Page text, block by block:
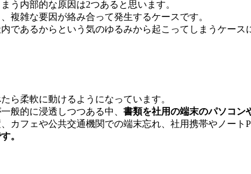
う内部的な原因は2つあると思います。
複雑な要因が絡み合って発生するケースです。
であるからという気のゆるみから起こってしまうケース
ら柔軟に動けるようになっています。
般的に浸透しつつある中、 書類を社用の端末のパソコン
カフェや公共交通機関での端末忘れ、社用携帯やノート
。